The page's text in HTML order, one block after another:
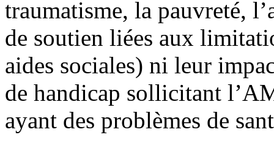
traumatisme, la pauvreté,
de soutien liées aux
aides sociales) ni leur
de handicap sollicitant
ayant des problèmes de